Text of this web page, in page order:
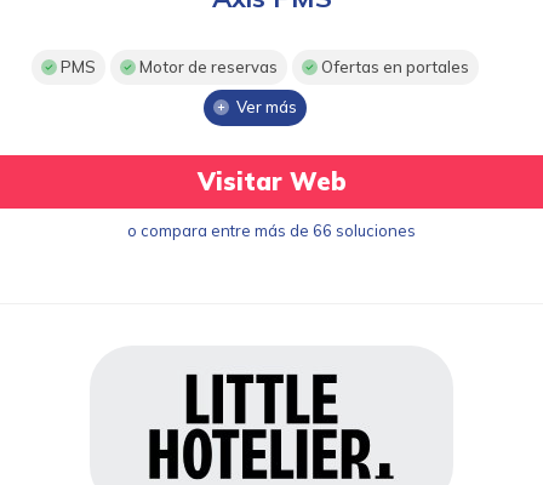
PMS Motor de reservas Ofertas en portales
Ver más
Visitar Web
o compara entre más de 66 soluciones